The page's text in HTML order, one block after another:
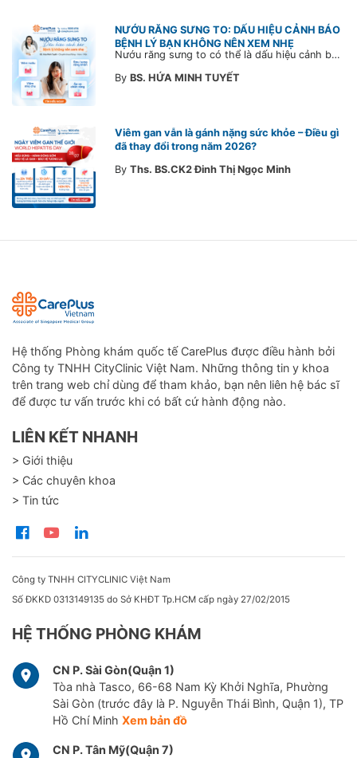
NƯỚU RĂNG SƯNG TO: DẤU HIỆU CẢNH BÁO
BỆNH LÝ BẠN KHÔNG NÊN XEM NHẸ
Nướu răng sưng to có thể là dấu hiệu cảnh báo bệnh lý răng miệng. Cùng Bác sĩ CarePlus tìm hiểu nguyên nhân, triệu chứng và thời điểm cần đi khám bác sĩ trong bài viết dưới đây.
By BS. HỨA MINH TUYẾT
Viêm gan vẫn là gánh nặng sức khỏe – Điều gì
đã thay đổi trong năm 2026?
By Ths. BS.CK2 Đinh Thị Ngọc Minh
Hệ thống Phòng khám quốc tế CarePlus được điều hành bởi
Công ty TNHH CityClinic Việt Nam. Những thông tin y khoa
trên trang web chỉ dùng để tham khảo, bạn nên liên hệ bác sĩ
để được tư vấn trước khi có bất cứ hành động nào.
LIÊN KẾT NHANH
> Giới thiệu
> Các chuyên khoa
> Tin tức
Công ty TNHH CITYCLINIC Việt Nam
Số ĐKKD 0313149135 do Sở KHĐT Tp.HCM cấp ngày 27/02/2015
HỆ THỐNG PHÒNG KHÁM
CN P. Sài Gòn(Quận 1)
Tòa nhà Tasco, 66-68 Nam Kỳ Khởi Nghĩa, Phường
Sài Gòn (trước đây là P. Nguyễn Thái Bình, Quận 1), TP
Hồ Chí Minh Xem bản đồ
CN P. Tân Mỹ(Quận 7)